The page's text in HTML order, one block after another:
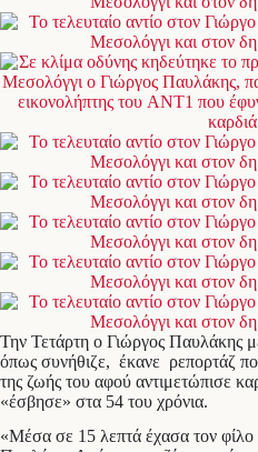
Την Τετάρτη ο Γιώργος Παυλάκης
όπως συνήθιζε, έκανε ρεπορτάζ
της ζωής του αφού αντιμετώπισε
«έσβησε» στα 54 του χρόνια.
«Μέσα σε 15 λεπτά έχασα τον φίλο